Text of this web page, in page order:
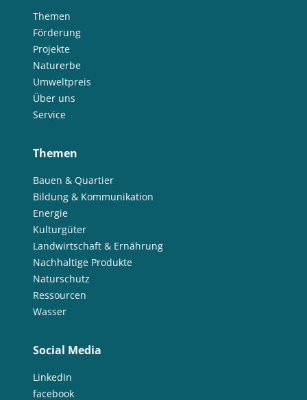
Themen
Förderung
Projekte
Naturerbe
Umweltpreis
Über uns
Service
Themen
Bauen & Quartier
Bildung & Kommunikation
Energie
Kulturgüter
Landwirtschaft & Ernährung
Nachhaltige Produkte
Naturschutz
Ressourcen
Wasser
Social Media
LinkedIn
facebook